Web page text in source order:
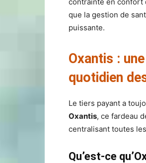
que la gestion de
puissante.
Oxantis :
quotidien
Le tiers payant a
Oxantis, ce fardeau
centralisant toutes
Qu’est-ce